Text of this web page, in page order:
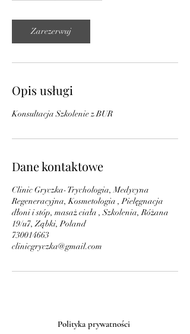
i
n
Zarezerwuj
Opis usługi
Konsultacja Szkolenie z BUR
Dane kontaktowe
Clinic Gryczka- Trychologia, Medycyna
Regeneracyjna, Kosmetologia , Pielęgnacja
dłoni i stóp, masaż ciała , Szkolenia, Różana
19/u7, Ząbki, Poland
730014663
clinicgryczka@gmail.com
Polityka prywatności